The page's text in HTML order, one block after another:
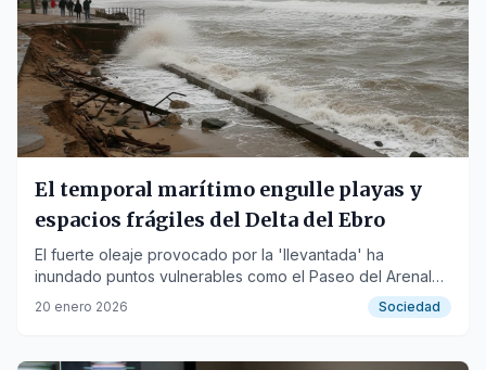
El temporal marítimo engulle playas y
espacios frágiles del Delta del Ebro
El fuerte oleaje provocado por la 'llevantada' ha
inundado puntos vulnerables como el Paseo del Arenal
de l'Ampolla y la barra del Trabucador.
20 enero 2026 Sociedad